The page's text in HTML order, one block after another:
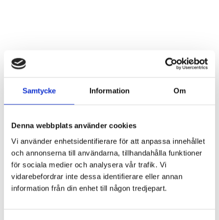
Samtycke Information Om
Denna webbplats använder cookies
Vi använder enhetsidentifierare för att anpassa innehållet
och annonserna till användarna, tillhandahålla funktioner
för sociala medier och analysera vår trafik. Vi
vidarebefordrar inte dessa identifierare eller annan
information från din enhet till någon tredjepart.